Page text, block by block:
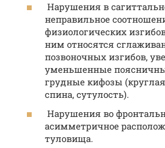
Нарушения в
неправильное
физиологических
ним относятся
позвоночных изгибов,
уменьшенные
грудные кифозы
спина, сутулость).
Нарушения во
асимметричное
туловища.